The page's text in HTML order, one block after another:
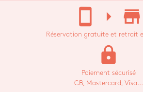
stay_current_portrait arrow_right store_mall_directory
Réservation gratuite et retrait
lock
Paiement sécurisé
CB, Mastercard, Visa...